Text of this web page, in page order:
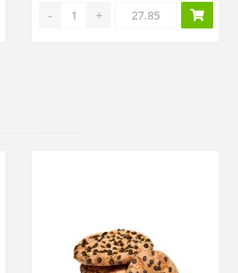
- +